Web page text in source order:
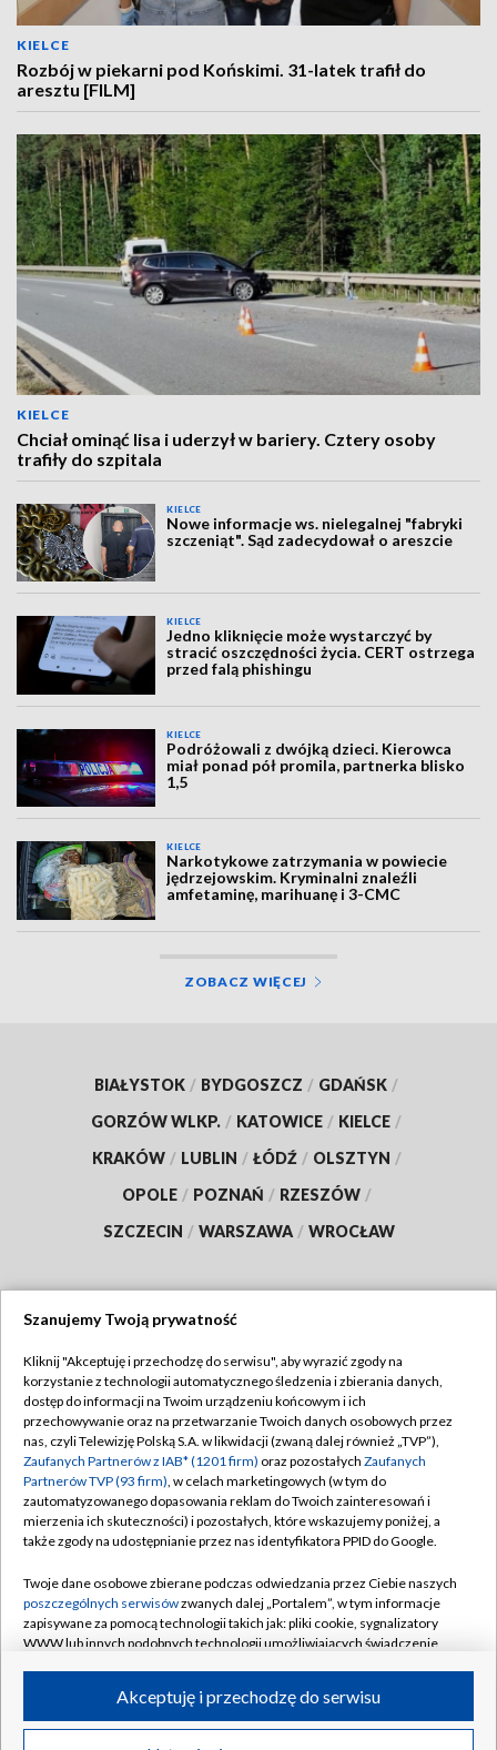
KIELCE
Rozbój w piekarni pod Końskimi. 31-latek trafił do
aresztu [FILM]
KIELCE
Chciał ominąć lisa i uderzył w bariery. Cztery osoby
trafiły do szpitala
KIELCE
Nowe informacje ws. nielegalnej "fabryki
szczeniąt". Sąd zadecydował o areszcie
KIELCE
Jedno kliknięcie może wystarczyć by
stracić oszczędności życia. CERT ostrzega
przed falą phishingu
KIELCE
Podróżowali z dwójką dzieci. Kierowca
miał ponad pół promila, partnerka blisko
1,5
KIELCE
Narkotykowe zatrzymania w powiecie
jędrzejowskim. Kryminalni znaleźli
amfetaminę, marihuanę i 3-CMC
ZOBACZ WIĘCEJ
BIAŁYSTOK / BYDGOSZCZ / GDAŃSK /
GORZÓW WLKP. / KATOWICE / KIELCE /
KRAKÓW / LUBLIN / ŁÓDŹ / OLSZTYN /
OPOLE / POZNAŃ / RZESZÓW /
SZCZECIN / WARSZAWA / WROCŁAW
TVP
Abonament TVP
Emisja w TVP
Centrum informacji TVP
Naziemna Telewizja Cyfrowa
Rada Programowa
System NOS
Informacje o nadawcy
Program dla prasy
Regulamin TVP
Polityka prywatności
Moje zgody
Pomoc
Kontakt
Kanały
©2026 Telewizja Polska S.A. w likwidacji
Szanujemy Twoją prywatność
Kliknij "Akceptuję i przechodzę do serwisu", aby wyrazić zgody na
korzystanie z technologii automatycznego śledzenia i zbierania danych,
dostęp do informacji na Twoim urządzeniu końcowym i ich
przechowywanie oraz na przetwarzanie Twoich danych osobowych przez
nas, czyli Telewizję Polską S.A. w likwidacji (zwaną dalej również „TVP”),
Zaufanych Partnerów z IAB* (1201 firm) oraz pozostałych Zaufanych
Partnerów TVP (93 firm), w celach marketingowych (w tym do
zautomatyzowanego dopasowania reklam do Twoich zainteresowań i
mierzenia ich skuteczności) i pozostałych, które wskazujemy poniżej, a
także zgody na udostępnianie przez nas identyfikatora PPID do Google.
Twoje dane osobowe zbierane podczas odwiedzania przez Ciebie naszych
poszczególnych serwisówzwanych dalej „Portalem”, w tym informacje
zapisywane za pomocą technologii takich jak: pliki cookie, sygnalizatory
WWW lub innych podobnych technologii umożliwiających świadczenie
ruchu w Internecie.
Twoje dane osobowe zbierane podczas odwiedzania przez Ciebie
Akceptuję i przechodzę do serwisu